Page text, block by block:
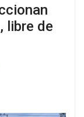
libre de